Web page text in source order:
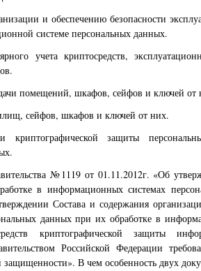
и обеспечению безопасности
системе персональных данных.
учета криптосредств,
помещений, шкафов, сейфов и ключей от
сейфов, шкафов и ключей от них.
криптографической защиты
№1119 от 01.11.2012г. «Об
в информационных системах
Состава и содержания
данных при их обработке в
криптографической защиты
Российской Федерации
защищенности». В чем особенность двух